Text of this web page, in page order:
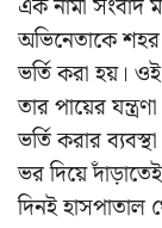
এক নামী সংবাদ
অভিনেতাকে
ভর্তি করা হয়।
তার পায়ের
ভর্তি করার
ভর দিয়ে
দিনই হাসপাতাল